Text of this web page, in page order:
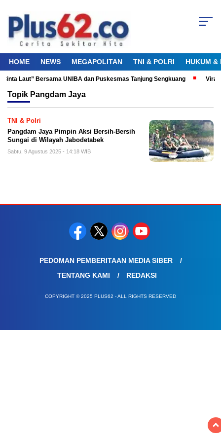
HOME NEWS MEGAPOLITAN TNI & POLRI HUKUM &
Laut” Bersama UNIBA dan Puskesmas Tanjung Sengkuang
Topik Pangdam Jaya
TNI & Polri
Pangdam Jaya Pimpin Aksi Bersih-Bersih
Sungai di Wilayah Jabodetabek
Sabtu, 9 Agustus 2025 - 14:18 WIB
PEDOMAN PEMBERITAAN MEDIA SIBER
TENTANG KAMI
REDAKSI
COPYRIGHT © 2025 PLUS62 - ALL RIGHTS RESERVED